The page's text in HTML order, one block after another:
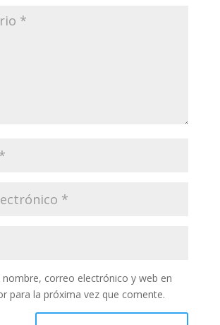
nombre, correo electrónico y web en
para la próxima vez que comente.